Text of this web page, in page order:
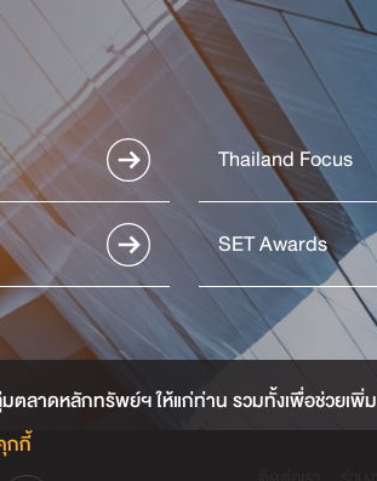
Thailand Focus
SET Awards
ตลาดหลักทรัพย์ฯ ให้แก่ท่าน รวมทั้งเพื่อช่วยเพิ่ม
กกี้